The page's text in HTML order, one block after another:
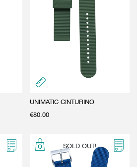
UNIMATIC CINTURINO
€80.00
SOLD OUT!